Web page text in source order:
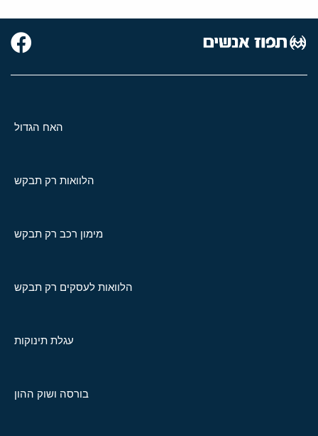
האח הגדול
הלוואות רק תבקש
מימון רכב רק תבקש
הלוואות לעסקים רק תבקש
עגלת תינוקות
בורסה ושוק ההון